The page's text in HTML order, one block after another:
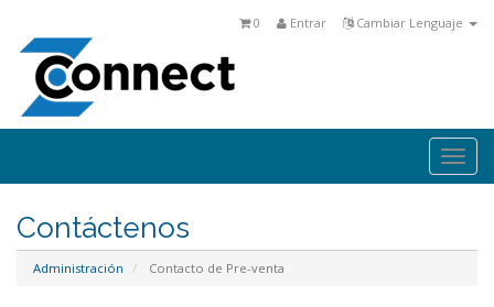
Cambiar Lenguaje
Entrar
0
Contáctenos
Administración Contacto de Pre-venta